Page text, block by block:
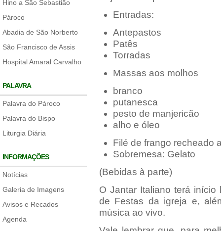
Hino a São Sebastião
Pároco
Abadia de São Norberto
São Francisco de Assis
Hospital Amaral Carvalho
PALAVRA
Palavra do Pároco
Palavra do Bispo
Liturgia Diária
INFORMAÇÕES
Notícias
Galeria de Imagens
Avisos e Recados
Agenda
Entradas:
Antepastos
Patês
Torradas
Massas aos molhos
branco
putanesca
pesto de manjericão
alho e óleo
Filé de frango recheado
Sobremesa: Gelato
(Bebidas à parte)
O Jantar Italiano terá
de Festas da igreja e,
música ao vivo.